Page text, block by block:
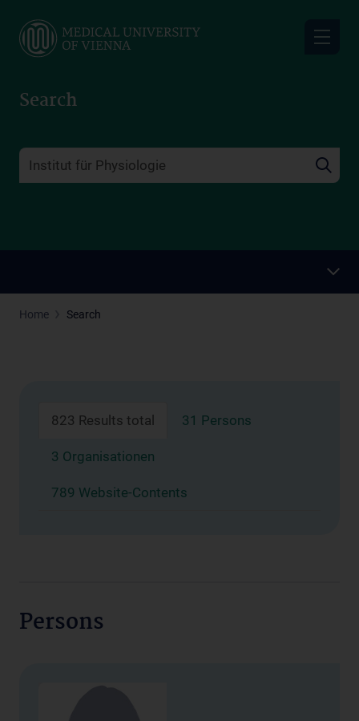
main
Search
Home Search
823 Results total 31 Persons
3 Organisationen
789 Website-Contents
Persons